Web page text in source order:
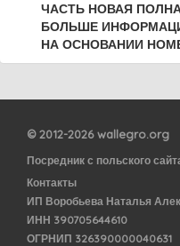
ЧАСТЬ НОВАЯ
БОЛЬШЕ
НА ОСНОВАНИИ
© 2012-2026 wallegro.org
Посредник с польского
Контакты
ИП Воробьева Наталья
ИНН 390705644610
ОГРНИП 326390000040631